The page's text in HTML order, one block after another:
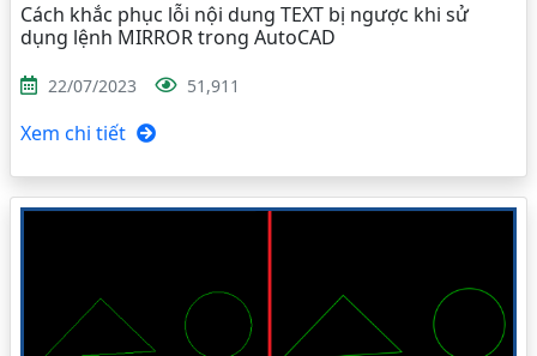
Cách khắc phục lỗi nội dung TEXT bị ngược khi sử
dụng lệnh MIRROR trong AutoCAD
22/07/2023 51,911
Xem chi tiết